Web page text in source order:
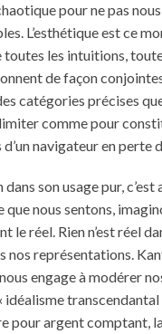
pour ne pas
L’esthétique est ce
toutes les intuitions,
de façon
catégories précises
comme pour
navigateur en perte
son usage pur, c’est
que nous sentons,
le réel. Rien n’est réel
nos représentations.
engage à modérer
idéalisme
pour argent comptant,